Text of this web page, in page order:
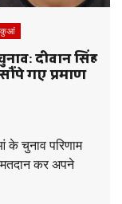
दीवान सिंह
सौंपे गए प्रमाण
के चुनाव परिणाम
मतदान कर अपने